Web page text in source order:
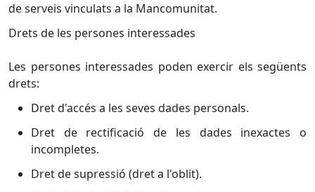
de serveis vinculats a la Mancomunitat.
Drets de les persones interessades
Les persones interessades poden exercir els següents
drets:
Dret d'accés a les seves dades personals.
Dret de rectificació de les dades inexactes o
incompletes.
Dret de supressió (dret a l'oblit).